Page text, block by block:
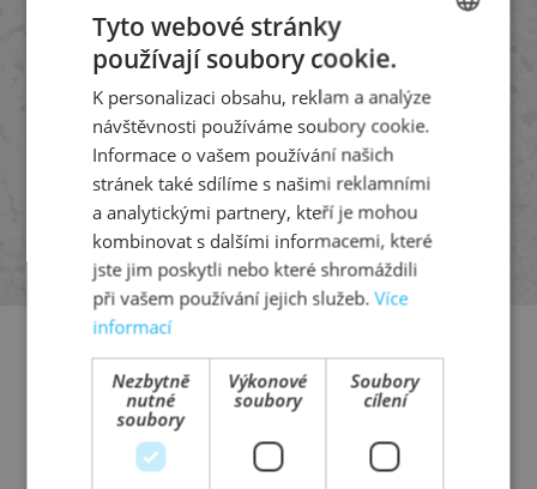
Souhlasím sezpracováním osobních údajů
Prefa Technology a.s.
Průmyslová 566/5, 108 00 Praha 10
Váš partner pro železobeton
ENGLISH
Tyto webové stránky
používají soubory cookie.
K personalizaci obsahu, reklam a analýze
návštěvnosti používáme soubory cookie.
Informace o vašem používání našich
stránek také sdílíme s našimi reklamními
a analytickými partnery, kteří je mohou
kombinovat s dalšími informacemi, které
jste jim poskytli nebo které shromáždili
při vašem používání jejich služeb.Více
informací
Nezbytně
nutné
soubory
Výkonové
soubory
Soubory
cílení